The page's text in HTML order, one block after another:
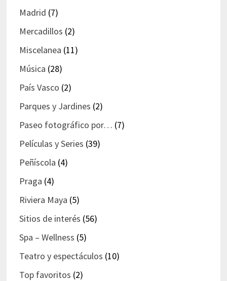
Madrid (7)
Mercadillos (2)
Miscelanea (11)
Música (28)
País Vasco (2)
Parques y Jardines (2)
Paseo fotográfico por… (7)
Películas y Series (39)
Peñíscola (4)
Praga (4)
Riviera Maya (5)
Sitios de interés (56)
Spa – Wellness (5)
Teatro y espectáculos (10)
Top favoritos (2)